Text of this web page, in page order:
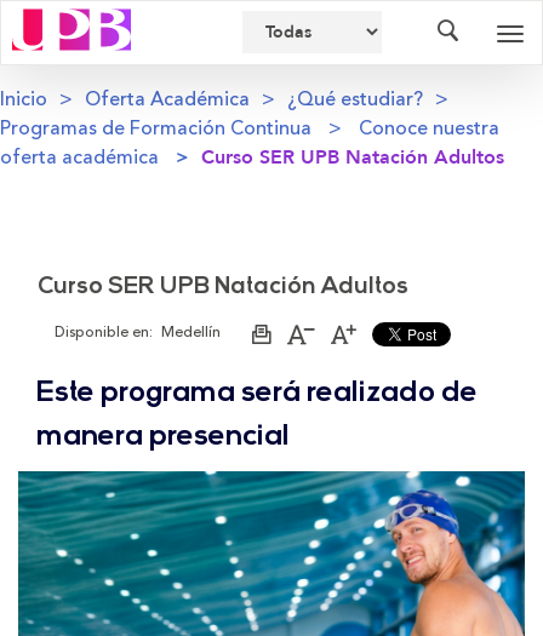
Inicio Oferta Académica
¿Qué estudiar?
Programas de Formación Continua
Conoce nuestra
oferta académica
Curso SER UPB Natación Adultos
Curso SER UPB Natación Adultos
Disponible en: Medellín
ImprimirAumentar
de
Disminuir
de
Este programa será realizado de
manera presencial